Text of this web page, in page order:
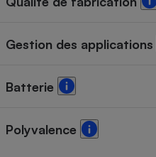
Gestion des applications
Batterie
Polyvalence